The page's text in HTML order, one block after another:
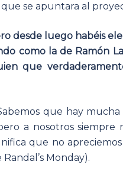
se apuntara al
desde luego habéis
como la de Ramón
que
que hay
a nosotros siempre
que no
Monday).